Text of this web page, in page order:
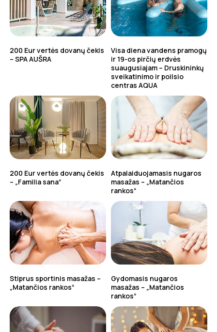
200 Eur vertės dovanų čekis
– SPA AUŠRA
Visa diena vandens pramogų
ir 19-os pirčių erdvės
suaugusiajam – Druskininkų
sveikatinimo ir poilsio
centras AQUA
200 Eur vertės dovanų čekis
– „Familia sana“
Atpalaiduojamasis nugaros
masažas – „Matančios
rankos“
Stiprus sportinis masažas –
„Matančios rankos“
Gydomasis nugaros
masažas – „Matančios
rankos“